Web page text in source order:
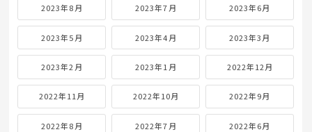
2023年8月 2023年7月 2023年6月
2023年5月 2023年4月 2023年3月
2023年2月 2023年1月 2022年12月
2022年11月 2022年10月 2022年9月
2022年8月 2022年7月 2022年6月